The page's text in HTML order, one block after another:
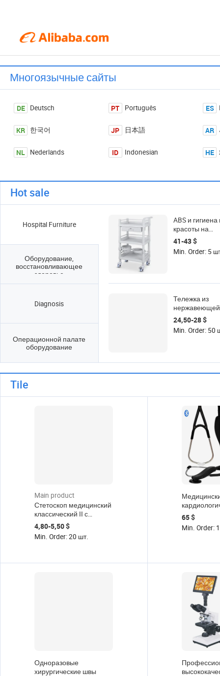
Многоязычные сайты
DE Deutsch PT Português ES
KR 한국어 JP 日本語 AR
NL Nederlands ID Indonesian HE
Hot sale
Hospital Furniture
Оборудование,
восстановливающее
здоровье
Diagnosis
Операционной палате
оборудование
ABS и гигиена
красоты на
опасных
производстве
автомобиля
туалетный
выдвижными
41-43 $
Min. Order: 5
Тележка из
нержавеющей
для салона
двухслойный
24,50-28 $
Min. Order: 50
Tile
Main product
Стетоскоп медицинский
классический II с
двойной головкой и
высококачественным
стетоскопом из
4,80-5,50 $
Min. Order: 20 шт.
цифровой
65 $
Min. Order:
Одноразовые
хирургические швы